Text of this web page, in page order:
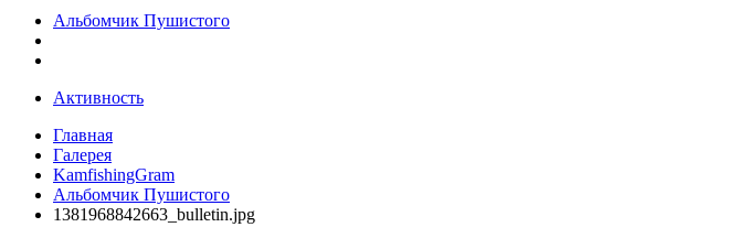
Альбомчик Пушистого
Активность
Главная
Галерея
KamfishingGram
Альбомчик Пушистого
1381968842663_bulletin.jpg